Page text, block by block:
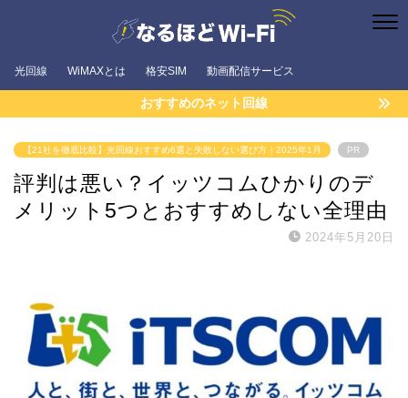
光回線 WiMAXとは 格安SIM 動画配信サービス
おすすめのネット回線
【21社を徹底比較】光回線おすすめ6選と失敗しない選び方｜2025年1月 PR
評判は悪い？イッツコムひかりのデ
メリット5つとおすすめしない全理由
2024年5月20日